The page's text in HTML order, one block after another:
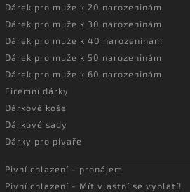
Dárek pro muže k 20 narozeninám
Dárek pro muže k 30 narozeninám
Dárek pro muže k 40 narozeninám
Dárek pro muže k 50 narozeninám
Dárek pro muže k 60 narozeninám
Firemní dárky
Dárkové koše
Dárkové sady
Dárky pro pivaře
Pivní chlazení - pronájem
Pivní chlazení - Mít vlastní se vyplatí!